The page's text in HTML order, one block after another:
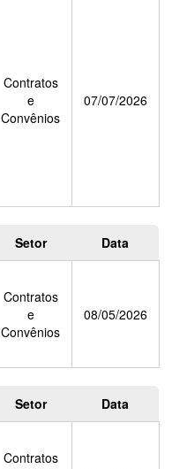
Contratos
e
Convênios
07/07/2026
Setor Data
Contratos
e
Convênios
08/05/2026
Setor Data
Contratos